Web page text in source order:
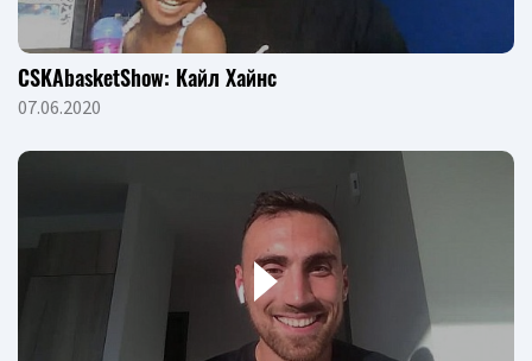
CSKAbasketShow: Кайл Хайнс
07.06.2020